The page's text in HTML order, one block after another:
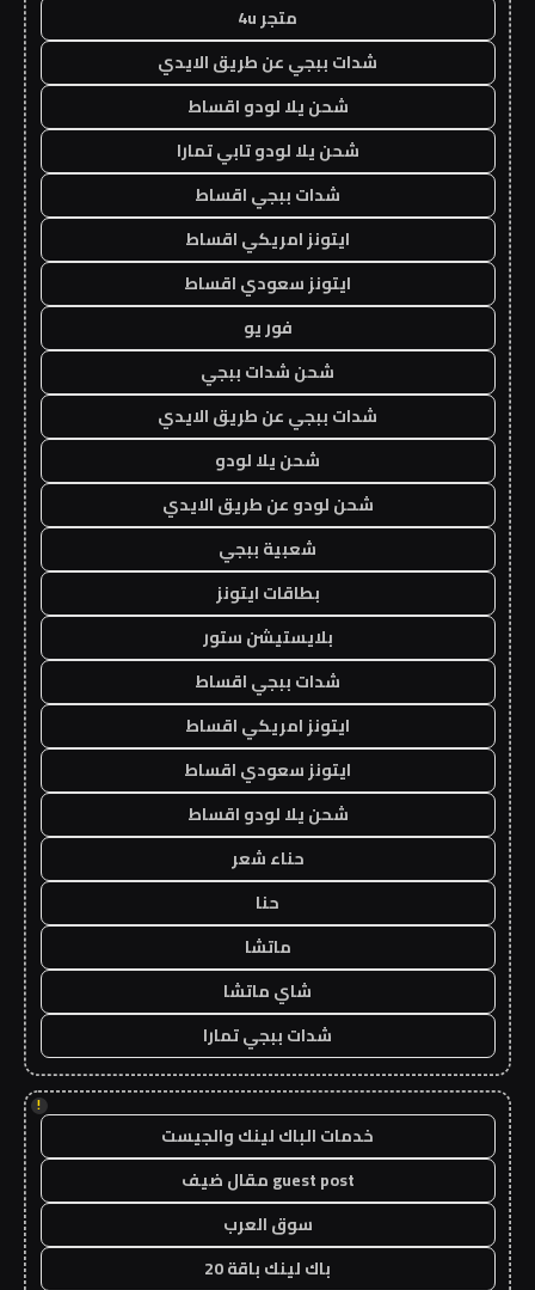
متجر 4u
شدات ببجي عن طريق الايدي
شحن يلا لودو اقساط
شحن يلا لودو تابي تمارا
شدات ببجي اقساط
ايتونز امريكي اقساط
ايتونز سعودي اقساط
فور يو
شحن شدات ببجي
شدات ببجي عن طريق الايدي
شحن يلا لودو
شحن لودو عن طريق الايدي
شعبية ببجي
بطاقات ايتونز
بلايستيشن ستور
شدات ببجي اقساط
ايتونز امريكي اقساط
ايتونز سعودي اقساط
شحن يلا لودو اقساط
حناء شعر
حنا
ماتشا
شاي ماتشا
شدات ببجي تمارا
!
خدمات الباك لينك والجيست
guest post مقال ضيف
سوق العرب
باك لينك باقة 20